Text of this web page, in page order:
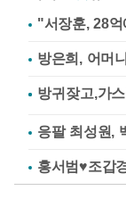
"서장훈, 28
방은희, 어머
응팔 최성원,
홍서범♥조갑